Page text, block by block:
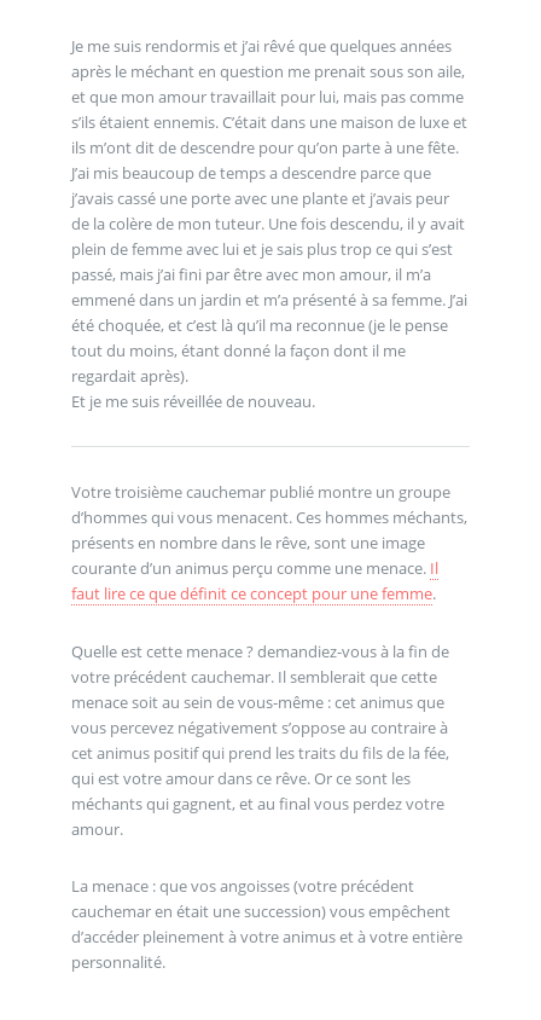
Je me suis rendormis et j’ai rêvé que quelques années
après le méchant en question me prenait sous son aile,
et que mon amour travaillait pour lui, mais pas comme
s’ils étaient ennemis. C’était dans une maison de luxe et
ils m’ont dit de descendre pour qu’on parte à une fête.
J’ai mis beaucoup de temps a descendre parce que
j’avais cassé une porte avec une plante et j’avais peur
de la colère de mon tuteur. Une fois descendu, il y avait
plein de femme avec lui et je sais plus trop ce qui s’est
passé, mais j’ai fini par être avec mon amour, il m’a
emmené dans un jardin et m’a présenté à sa femme. J’ai
été choquée, et c’est là qu’il ma reconnue (je le pense
tout du moins, étant donné la façon dont il me
regardait après).
Et je me suis réveillée de nouveau.
Votre troisième cauchemar publié montre un groupe
d’hommes qui vous menacent. Ces hommes méchants,
présents en nombre dans le rêve, sont une image
courante d’un animus perçu comme une menace. Il
faut lire ce que définit ce concept pour une femme.
Quelle est cette menace ? demandiez-vous à la fin de
votre précédent cauchemar. Il semblerait que cette
menace soit au sein de vous-même : cet animus que
vous percevez négativement s’oppose au contraire à
cet animus positif qui prend les traits du fils de la fée,
qui est votre amour dans ce rêve. Or ce sont les
méchants qui gagnent, et au final vous perdez votre
amour.
La menace : que vos angoisses (votre précédent
cauchemar en était une succession) vous empêchent
d’accéder pleinement à votre animus et à votre entière
personnalité.